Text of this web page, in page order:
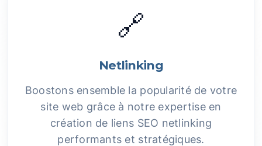
🔗
Netlinking
Boostons ensemble la popularité de votre
site web grâce à notre expertise en
création de liens SEO netlinking
performants et stratégiques.